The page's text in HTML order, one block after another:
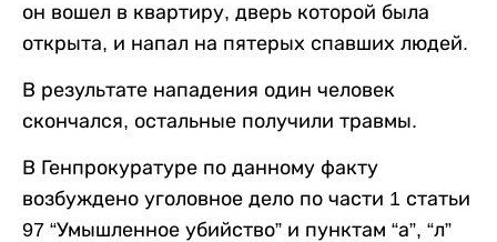
он вошел в квартиру, дверь которой была
открыта, и напал на пятерых спавших людей.
В результате нападения один человек
скончался, остальные получили травмы.
В Генпрокуратуре по данному факту
возбуждено уголовное дело по части 1 статьи
97 “Умышленное убийство” и пунктам “а”, “л”